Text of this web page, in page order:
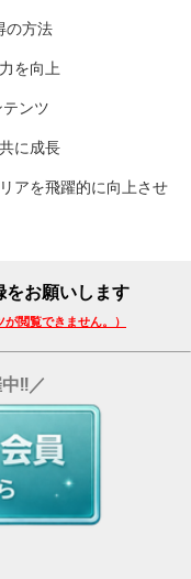
の方法
を向上
テンツ
に成長
アを飛躍的に向上させ
をお願いします
閲覧できません。）
!!／